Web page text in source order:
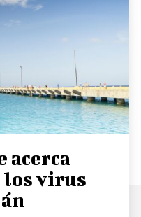
acerca
los virus